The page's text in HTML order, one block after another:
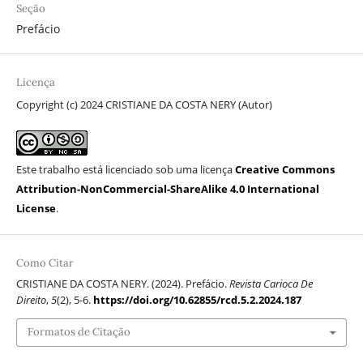
Seção
Prefácio
Licença
Copyright (c) 2024 CRISTIANE DA COSTA NERY (Autor)
Este trabalho está licenciado sob uma licençaCreative Commons
Attribution-NonCommercial-ShareAlike 4.0 International
License.
Como Citar
CRISTIANE DA COSTA NERY. (2024). Prefácio.Revista Carioca De
Direito,5(2), 5-6. https://doi.org/10.62855/rcd.5.2.2024.187
Formatos de Citação